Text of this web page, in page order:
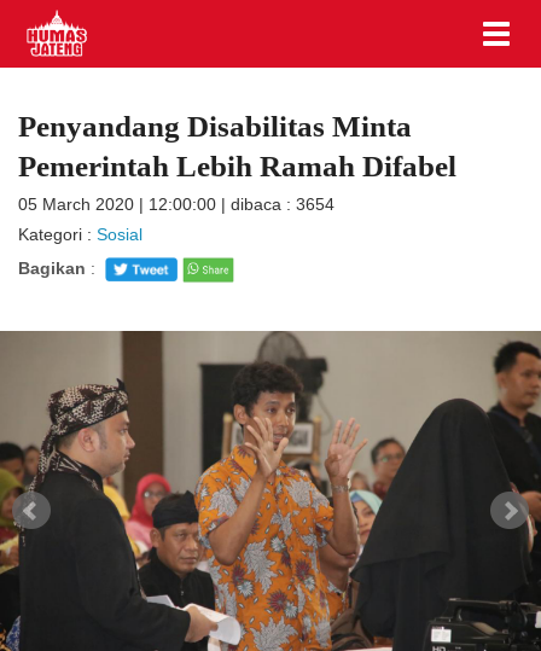
Penyandang Disabilitas Minta
Pemerintah Lebih Ramah Difabel
05 March 2020 | 12:00:00 | dibaca : 3654
Kategori : Sosial
Bagikan :